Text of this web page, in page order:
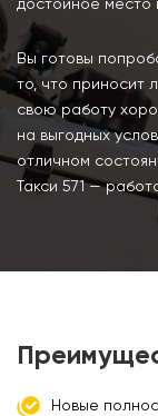
достойное место
Вы готовы
то, что приносит
свою работу
на выгодных
отличном
Такси 571 —
Новые